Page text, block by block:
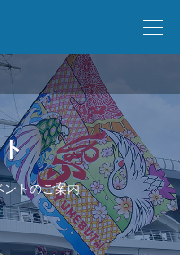
ントのご案内